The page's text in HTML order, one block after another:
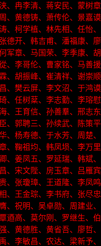
、冉李清、蒋安民、蒙树
周、黄德铸、萧传伦、景嘉
、柯学植、林先相、任怡
张德开、韩吉甫、潘福康、
军章、马国荣、李季康、
、李哥伦、曹家铭、马善
霖、胡振峰、崔清祥、谢崇
昌、樊云屏、李文沼、于鸿
琦、任树棻、李志勤、李瑢
海、王育信、孙善羣、邢志
臣、郭聘三、孙续武、陈策
、杨寿德、于水芳、周楚
、鞠祖均、韩凤埙、李万
卿、姜凤五、罗延瑞、韩斌
昌、宋文陛、房玉章、吕雁
、张瓊璋、王道隆、李凤
、王金琮、李书府、张尽
膺、祝明、吴卓勋、周建业
覃逎高、莫尔刚、罗继生、
、黄德胜、黄省吾、廖哲
禹、李敏昌、农达、梁新予